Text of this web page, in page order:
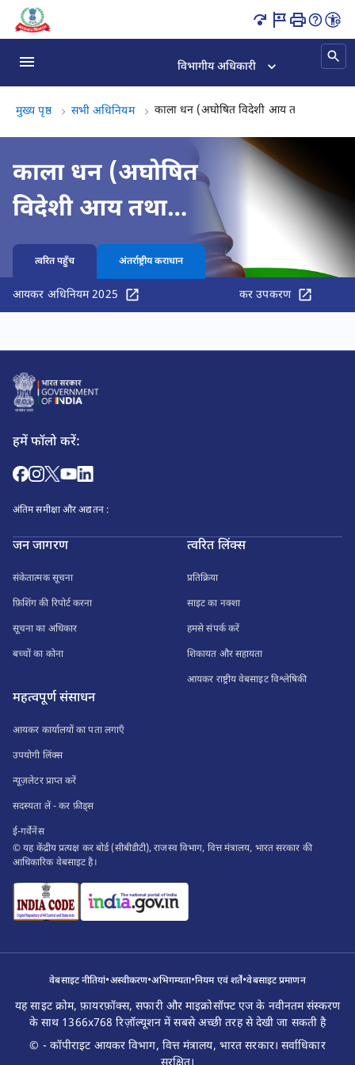
काला धन (अज्ञात विदेशी आय तथा परिसंपत्ति) तथा कर अधिनियम, 2015 का
विभागीय अधिकारी
मुख्य पृष्ठ सभी अधिनियम काला धन (अघोषित विदेशी आय तथा
काला धन (अघोषित
विदेशी आय तथा
परिसंपत्ति) तथा कर
अधिरोपण अधिनियम,
2015
त्वरित पहुँच अंतर्राष्ट्रीय कराधान
आयकर अधिनियम 2025 कर उपकरण
हमें फॉलो करें:
अंतिम समीक्षा और अद्यतन :
जन जागरण
संकेतात्मक सूचना
फ़िशिंग की रिपोर्ट करना
सूचना का अधिकार
बच्चों का कोना
त्वरित लिंक्स
प्रतिक्रिया
साइट का नक्शा
हमसे संपर्क करें
शिकायत और सहायता
आयकर राष्ट्रीय वेबसाइट विश्लेषिकी
महत्वपूर्ण संसाधन
आयकर कार्यालयों का पता लगाएँ
उपयोगी लिंक्स
न्यूज़लेटर प्राप्त करें
सदस्यता लें - कर फ़ीड्स
ई-गर्वेनेंस
© यह केंद्रीय प्रत्यक्ष कर बोर्ड (सीबीडीटी), राजस्व विभाग, वित्त मंत्रालय, भारत सरकार की
आधिकारिक वेबसाइट है।
वेबसाइट नीतियां•अस्वीकरण•अभिगम्यता•नियम एवं शर्तें•वेबसाइट प्रमाणन
यह साइट क्रोम, फ़ायरफ़ॉक्स, सफारी और माइक्रोसॉफ्ट एज के नवीनतम संस्करण
के साथ 1366x768 रिज़ॉल्यूशन में सबसे अच्छी तरह से देखी जा सकती है
© - कॉपीराइट आयकर विभाग, वित्त मंत्रालय, भारत सरकार। सर्वाधिकार